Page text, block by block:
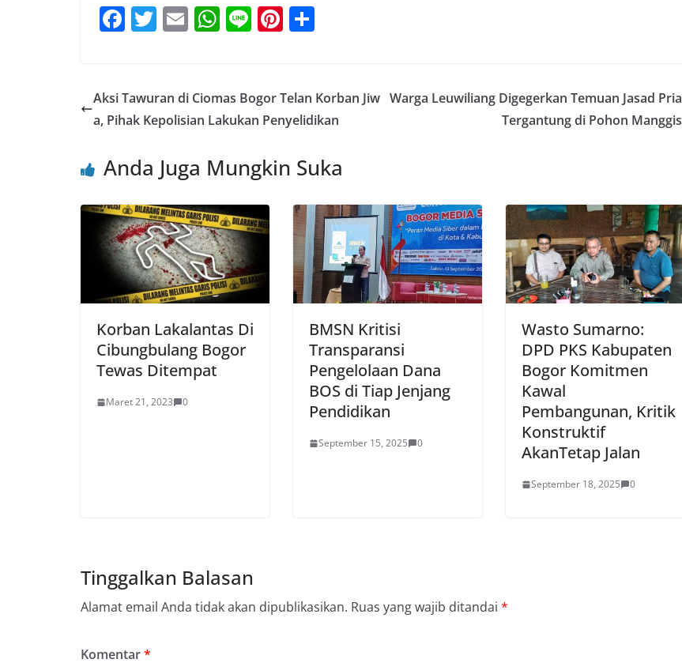
F
e
b
o
k
T
er
E
l
W
s
A
p
Li Pi
e
st
e
Aksi Tawuran di Ciomas Bogor Telan Korban Jiw
a, Pihak Kepolisian Lakukan Penyelidikan
Warga Leuwiliang Digegerkan Temuan Jasad Pria
Tergantung di Pohon Manggis
Anda Juga Mungkin Suka
Korban Lakalantas Di
Cibungbulang Bogor
Tewas Ditempat
Maret 21, 2023 0
BMSN Kritisi
Transparansi
Pengelolaan Dana
BOS di Tiap Jenjang
Pendidikan
September 15, 2025 0
Wasto Sumarno:
DPD PKS Kabupaten
Bogor Komitmen
Kawal
Pembangunan, Kritik
Konstruktif
AkanTetap Jalan
September 18, 2025 0
Tinggalkan Balasan
Alamat email Anda tidak akan dipublikasikan. Ruas yang wajib ditandai *
Komentar*